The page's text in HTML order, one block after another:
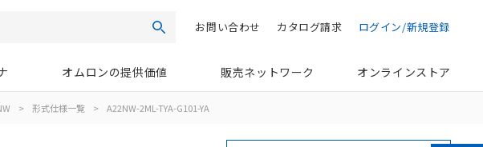
検索 ログイン/新規登録
カタログ請求
お問い合わせ
オムロンの提供価値 販売ネットワーク オンラインストア
> 形式仕様一覧 > A22NW-2ML-TYA-G101-YA